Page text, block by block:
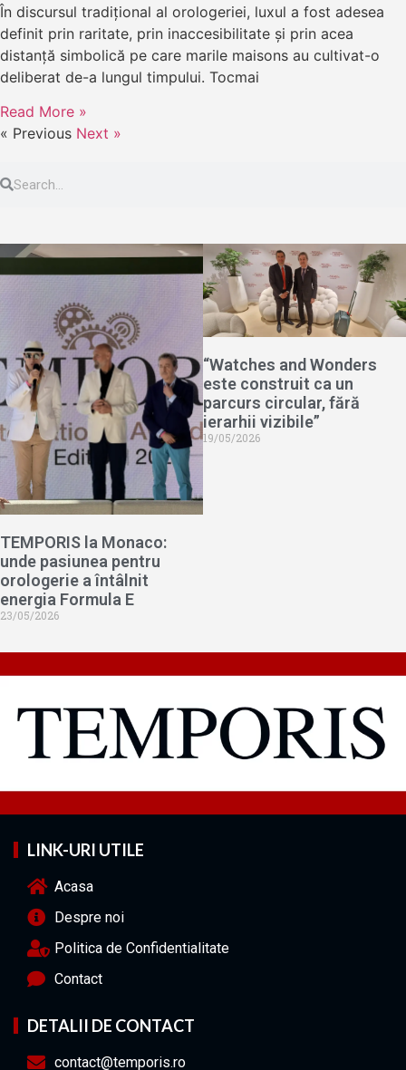
În discursul tradițional al orologeriei, luxul a fost adesea
definit prin raritate, prin inaccesibilitate și prin acea
distanță simbolică pe care marile maisons au cultivat-o
deliberat de-a lungul timpului. Tocmai
Read More »
« Previous Next »
TEMPORIS la Monaco:
unde pasiunea pentru
orologerie a întâlnit
energia Formula E
23/05/2026
“Watches and Wonders
este construit ca un
parcurs circular, fără
ierarhii vizibile”
19/05/2026
LINK-URI UTILE
Acasa
Despre noi
Politica de Confidentialitate
Contact
DETALII DE CONTACT
contact@temporis.ro